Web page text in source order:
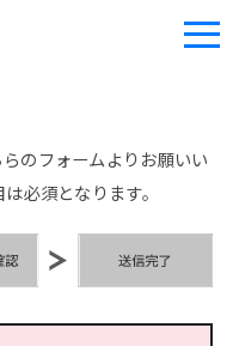
のフォームよりお願いい
必須となります。